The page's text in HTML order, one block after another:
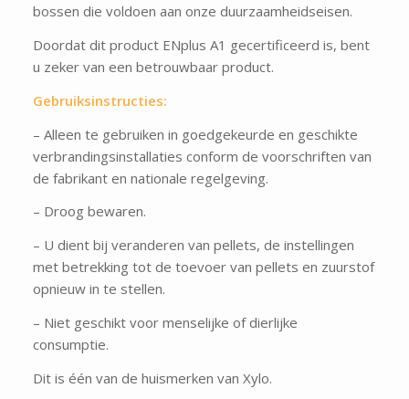
bossen die voldoen aan onze duurzaamheidseisen.
Doordat dit product ENplus A1 gecertificeerd is, bent
u zeker van een betrouwbaar product.
Gebruiksinstructies:
– Alleen te gebruiken in goedgekeurde en geschikte
verbrandingsinstallaties conform de voorschriften van
de fabrikant en nationale regelgeving.
– Droog bewaren.
– U dient bij veranderen van pellets, de instellingen
met betrekking tot de toevoer van pellets en zuurstof
opnieuw in te stellen.
– Niet geschikt voor menselijke of dierlijke
consumptie.
Dit is één van de huismerken van Xylo.